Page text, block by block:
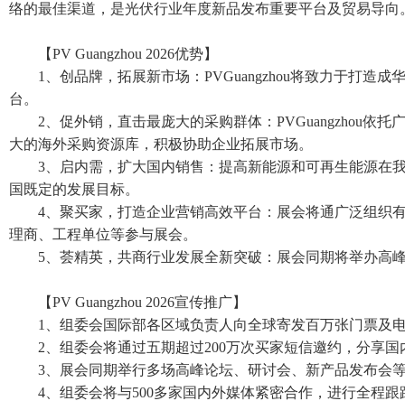
络的最佳渠道，是光伏行业年度新品发布重要平台及贸易导向
【PV Guangzhou 2026优势】
1、创品牌，拓展新市场：PVGuangzhou将致力于打造成
台。
2、促外销，直击最庞大的采购群体：PVGuangzhou依托
大的海外采购资源库，积极协助企业拓展市场。
3、启内需，扩大国内销售：提高新能源和可再生能源在
国既定的发展目标。
4、聚买家，打造企业营销高效平台：展会将通广泛组织
理商、工程单位等参与展会。
5、荟精英，共商行业发展全新突破：展会同期将举办高
【PV Guangzhou 2026宣传推广】
1、组委会国际部各区域负责人向全球寄发百万张门票及
2、组委会将通过五期超过200万次买家短信邀约，分享
3、展会同期举行多场高峰论坛、研讨会、新产品发布会
4、组委会将与500多家国内外媒体紧密合作，进行全程